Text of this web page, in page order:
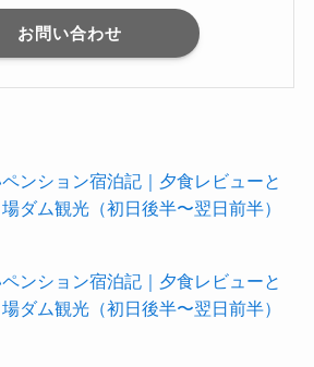
お問い合わせ
ンション宿泊記｜夕食レビューと
ダム観光（初日後半〜翌日前半）
ンション宿泊記｜夕食レビューと
ダム観光（初日後半〜翌日前半）